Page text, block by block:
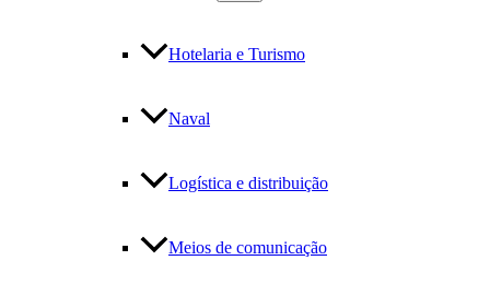
Hotelaria e Turismo
Naval
Logística e distribuição
Meios de comunicação